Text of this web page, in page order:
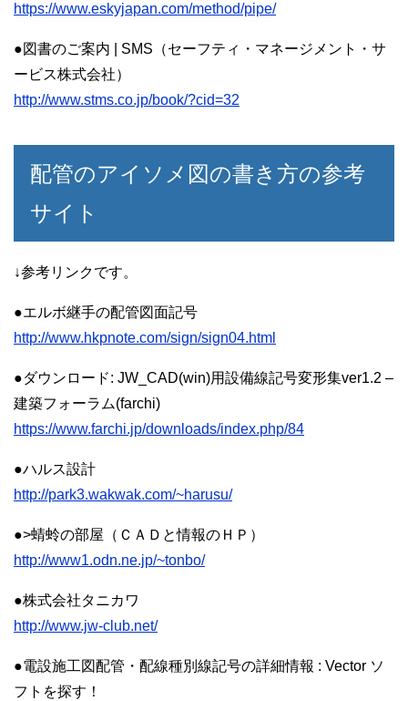
https://www.eskyjapan.com/method/pipe/
●図書のご案内 | SMS（セーフティ・マネージメント・サ
ービス株式会社）
http://www.stms.co.jp/book/?cid=32
配管のアイソメ図の書き方の参考
サイト
↓参考リンクです。
●エルボ継手の配管図面記号
http://www.hkpnote.com/sign/sign04.html
●ダウンロード: JW_CAD(win)用設備線記号変形集ver1.2 –
建築フォーラム(farchi)
https://www.farchi.jp/downloads/index.php/84
●ハルス設計
http://park3.wakwak.com/~harusu/
●>蜻蛉の部屋（ＣＡＤと情報のＨＰ）
http://www1.odn.ne.jp/~tonbo/
●株式会社タニカワ
http://www.jw-club.net/
●電設施工図配管・配線種別線記号の詳細情報 : Vector ソ
フトを探す！